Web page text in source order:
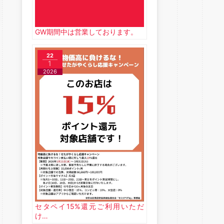
GW期間中は営業しております。
セタペイ15%還元ご利用いただ
け…
22
1
2026